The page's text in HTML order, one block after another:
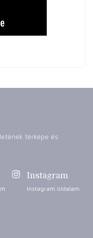
térképe és
Instagram
Instagram oldalam